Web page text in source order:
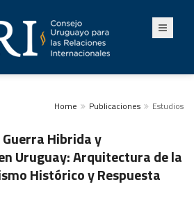
Home Publicaciones Estudios
Hibrida y
Uruguay: Arquitectura de la
Histórico y Respuesta